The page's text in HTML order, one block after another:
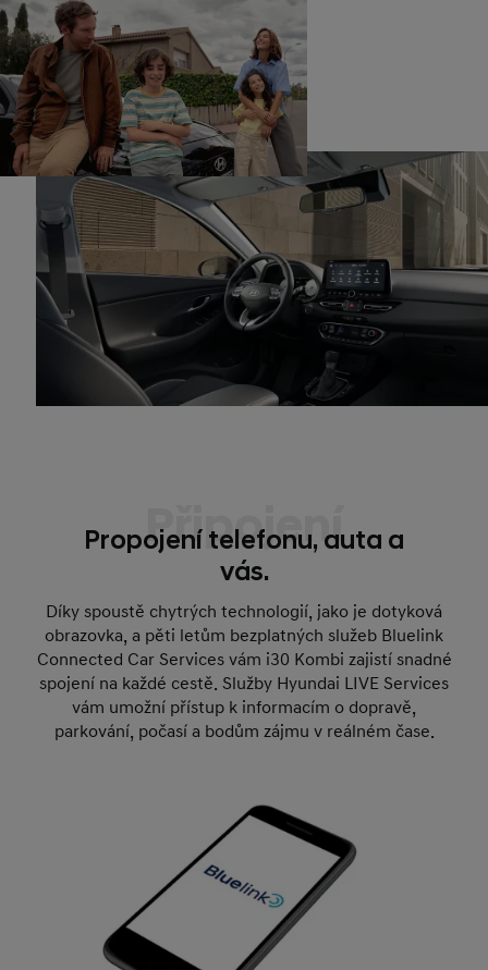
Připojení
Propojení telefonu, auta a
vás.
Díky spoustě chytrých technologií, jako je dotyková
obrazovka, a pěti letům bezplatných služeb Bluelink
Connected Car Services vám i30 Kombi zajistí snadné
spojení na každé cestě. Služby Hyundai LIVE Services
vám umožní přístup k informacím o dopravě,
parkování, počasí a bodům zájmu v reálném čase.